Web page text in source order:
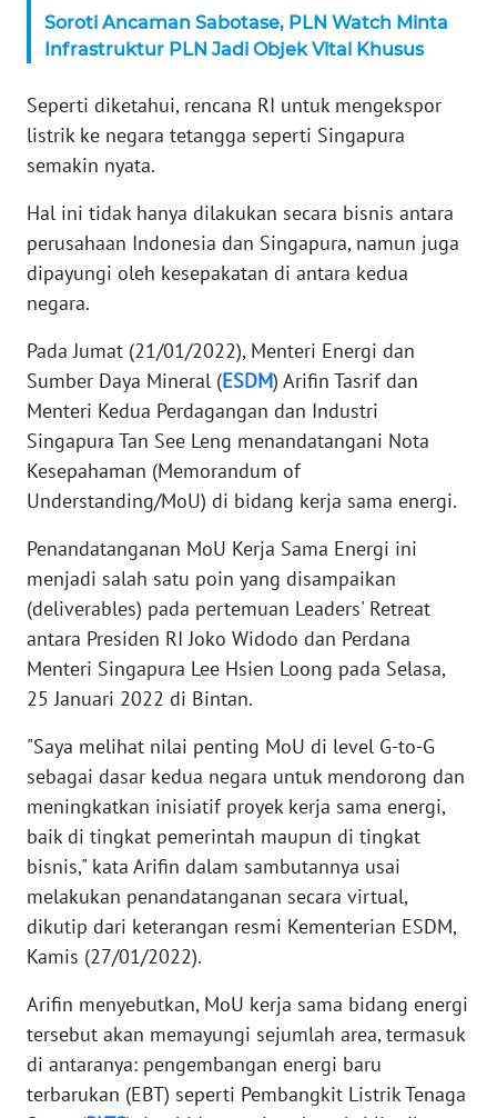
Soroti Ancaman Sabotase, PLN Watch Minta
Infrastruktur PLN Jadi Objek Vital Khusus
Seperti diketahui, rencana RI untuk mengekspor
listrik ke negara tetangga seperti Singapura
semakin nyata.
Hal ini tidak hanya dilakukan secara bisnis antara
perusahaan Indonesia dan Singapura, namun juga
dipayungi oleh kesepakatan di antara kedua
negara.
Pada Jumat (21/01/2022), Menteri Energi dan
Sumber Daya Mineral (ESDM) Arifin Tasrif dan
Menteri Kedua Perdagangan dan Industri
Singapura Tan See Leng menandatangani Nota
Kesepahaman (Memorandum of
Understanding/MoU) di bidang kerja sama energi.
Penandatanganan MoU Kerja Sama Energi ini
menjadi salah satu poin yang disampaikan
(deliverables) pada pertemuan Leaders' Retreat
antara Presiden RI Joko Widodo dan Perdana
Menteri Singapura Lee Hsien Loong pada Selasa,
25 Januari 2022 di Bintan.
"Saya melihat nilai penting MoU di level G-to-G
sebagai dasar kedua negara untuk mendorong dan
meningkatkan inisiatif proyek kerja sama energi,
baik di tingkat pemerintah maupun di tingkat
bisnis," kata Arifin dalam sambutannya usai
melakukan penandatanganan secara virtual,
dikutip dari keterangan resmi Kementerian ESDM,
Kamis (27/01/2022).
Arifin menyebutkan, MoU kerja sama bidang energi
tersebut akan memayungi sejumlah area, termasuk
di antaranya: pengembangan energi baru
terbarukan (EBT) seperti Pembangkit Listrik Tenaga
WN
SERAMBI
JAMBI
WN
WN
NTB
WN
SULTENG
WN
SULBAR
WN
BABEL
SUMBAR
WN
SUMSEL
WN
WN
LAMPUNG
JATENG